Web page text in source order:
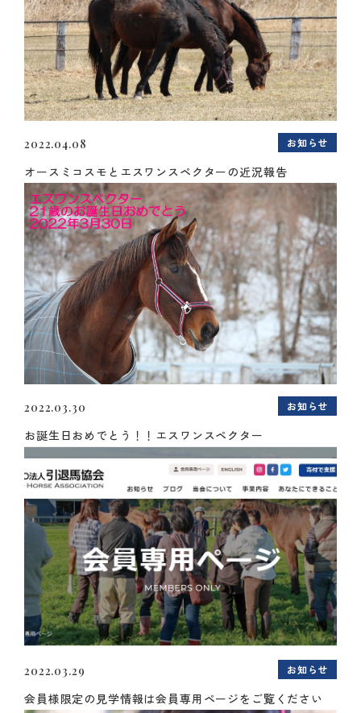
2022.04.08 お知らせ
オースミコスモとエスワンスペクターの近況報告
2022.03.30 お知らせ
お誕生日おめでとう！！エスワンスペクター
2022.03.29 お知らせ
会員様限定の見学情報は会員専用ページをご覧ください